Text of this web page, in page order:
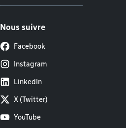
Nous suivre
Facebook
Instagram
LinkedIn
X (Twitter)
YouTube